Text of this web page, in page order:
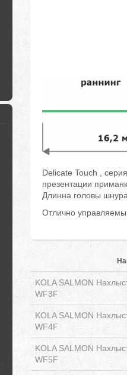
Delicate Touch ,
презентации
Длинна головы
Отлично
KOLA SALMON
WF3F
KOLA SALMON
WF4F
KOLA SALMON
WF5F